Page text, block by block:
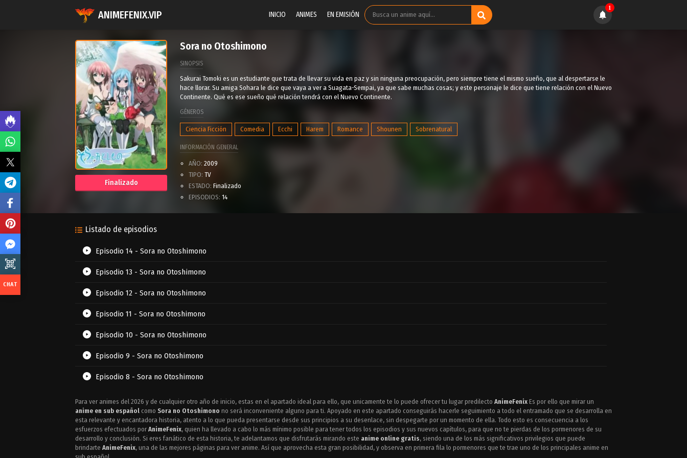
ANIMEFENIX.VIP INICIO ANIMES EN EMISIÓN
1
Finalizado
Sora no Otoshimono
SINOPSIS
Sakurai Tomoki es un estudiante que trata de llevar su vida en paz y sin ninguna preocupación, pero siempre tiene el mismo sueño, que al despertarse le
hace llorar. Su amiga Sohara le dice que vaya a ver a Suagata-Sempai, ya que sabe muchas cosas; y este personaje le dice que tiene relación con el Nuevo
Continente. Qué es ese sueño qué relación tendrá con el Nuevo Continente.
GÉNEROS
Ciencia Ficción Comedia Ecchi Harem Romance Shounen Sobrenatural
INFORMACIÓN GENERAL
AÑO: 2009
TIPO: TV
ESTADO: Finalizado
EPISODIOS: 14
Listado de episodios
Episodio 14 - Sora no Otoshimono
Episodio 13 - Sora no Otoshimono
Episodio 12 - Sora no Otoshimono
Episodio 11 - Sora no Otoshimono
Episodio 10 - Sora no Otoshimono
Episodio 9 - Sora no Otoshimono
Episodio 8 - Sora no Otoshimono
Episodio 7 - Sora no Otoshimono
Episodio 6 - Sora no Otoshimono
Episodio 5 - Sora no Otoshimono
Para ver animes del 2026 y de cualquier otro año de inicio, estas en el apartado ideal para ello, que unicamente te lo puede ofrecer tu lugar predilecto AnimeFenix Es por ello que mirar un
anime en sub español como Sora no Otoshimono no será inconveniente alguno para ti. Apoyado en este apartado conseguirás hacerle seguimiento a todo el entramado que se desarrolla en
esta relevante y encantadora historia, atento a lo que pueda presentarse desde sus principios a su desenlace, sin despegarte por un momento de ella. Todo esto es consecuencia a los
esfuerzos efectuados por AnimeFenix, quien ha llevado a cabo lo más mínimo posible para tener todos los episodios y sus nuevos capítulos, para que no te pierdas de los pormenores de su
desarrollo y conclusión. Si eres fanático de esta historia, te adelantamos que disfrutarás mirando este anime online gratis, siendo una de los más significativos privilegios que puede
brindarte AnimeFenix, una de las mejores páginas para ver anime. Así que aprovecha esta gran posibilidad, y observa en primera fila lo pormenores que te trae uno de los principales anime en